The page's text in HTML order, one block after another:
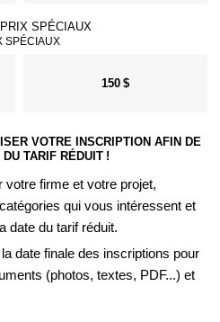
SPÉCIAUX
150 $
VOTRE INSCRIPTION AFIN DE
TARIF RÉDUIT !
firme et votre projet,
qui vous intéressent et
date du tarif réduit.
date finale des inscriptions pour
(photos, textes, PDF...) et